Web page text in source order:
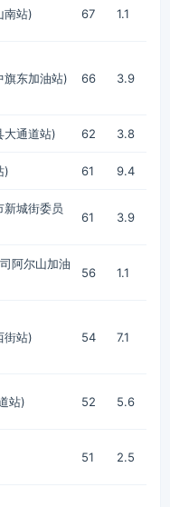
南站) 67 1.1
旗东加油站) 66 3.9
大通道站) 62 3.8
) 61 9.4
新城街委员
61 3.9
阿尔山加油
56 1.1
街站) 54 7.1
站) 52 5.6
51 2.5